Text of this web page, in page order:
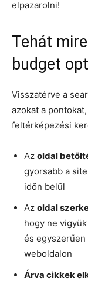
elpazarolni!
Tehát
budget
Visszatérve a
azokat a
feltérképezési
Az oldal
gyorsabb a
időn belül
Az oldal
hogy ne
és
weboldalon
Árva cikkek